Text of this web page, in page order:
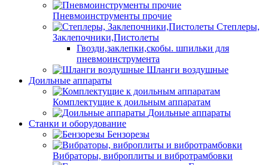
Пневмоинструменты прочие
Степлеры,
Заклепочники,Пистолеты
Гвозди,заклепки,скобы. шпильки для
пневмоинструмента
Шланги воздушные
Доильные аппараты
Комплектущие к доильным аппаратам
Доильные аппараты
Станки и оборудование
Бензорезы
Вибраторы, виброплиты и вибротрамбовки